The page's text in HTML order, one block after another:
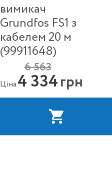
вимикач
Grundfos FS1 з
кабелем 20 м
(99911648)
Ціна
6 563
4 334грн